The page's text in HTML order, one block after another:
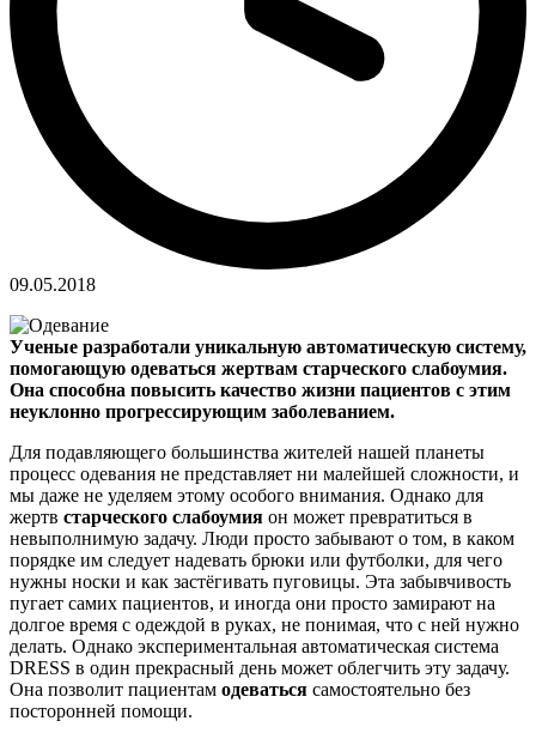
09.05.2018
Ученые разработали уникальную автоматическую систему,
помогающую одеваться жертвам старческого слабоумия.
Она способна повысить качество жизни пациентов с этим
неуклонно прогрессирующим заболеванием.
Для подавляющего большинства жителей нашей планеты
процесс одевания не представляет ни малейшей сложности, и
мы даже не уделяем этому особого внимания. Однако для
жертв старческого слабоумия он может превратиться в
невыполнимую задачу. Люди просто забывают о том, в каком
порядке им следует надевать брюки или футболки, для чего
нужны носки и как застёгивать пуговицы. Эта забывчивость
пугает самих пациентов, и иногда они просто замирают на
долгое время с одеждой в руках, не понимая, что с ней нужно
делать. Однако экспериментальная автоматическая система
DRESS в один прекрасный день может облегчить эту задачу.
Она позволит пациентам одеваться самостоятельно без
посторонней помощи.